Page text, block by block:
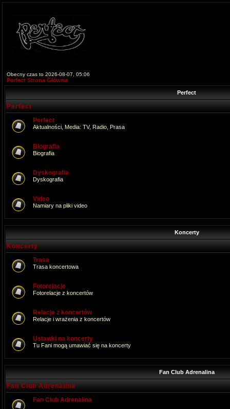
Obecny czas to 2026-08-07, 05:06
Perfect Strona Główna
Perfect
Perfect
Perfect
Aktualności, Media: TV, Radio, Prasa
Biografia
Biografia
Dyskografia
Dyskografia
Video
Namiary na pliki video
Koncerty
Koncerty
Trasa
Trasa koncertowa
Fotorelacje
Fotorelacje z koncertów
Relacje z koncertów
Relacje i wrażenia z koncertów
Ustawki na koncerty
Tu Fani mogą umawiać się na koncerty
Fan Club Adrenalina
Fan Club Adrenalina
Fan Club Adrenalina